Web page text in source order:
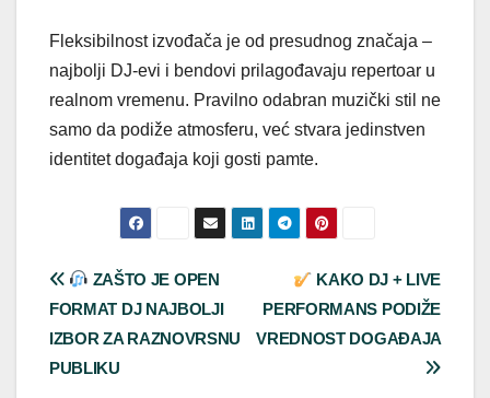
Fleksibilnost izvođača je od presudnog značaja –
najbolji DJ-evi i bendovi prilagođavaju repertoar u
realnom vremenu. Pravilno odabran muzički stil ne
samo da podiže atmosferu, već stvara jedinstven
identitet događaja koji gosti pamte.
Post
navigation
KAKO DJ + LIVE
PERFORMANS PODIŽE
VREDNOST DOGAĐAJA
ZAŠTO JE OPEN
FORMAT DJ NAJBOLJI
IZBOR ZA RAZNOVRSNU
PUBLIKU